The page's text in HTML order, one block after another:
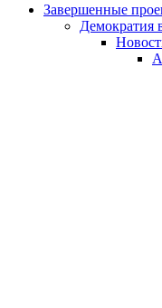
Завершенные
Демократия